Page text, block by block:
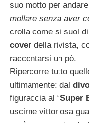
suo motto per
mollare senza aver
crolla come si suol
cover della rivista,
raccontarsi un pò.
Ripercorre tutto
ultimamente: dal
figuraccia al “Super
uscirne vittoriosa